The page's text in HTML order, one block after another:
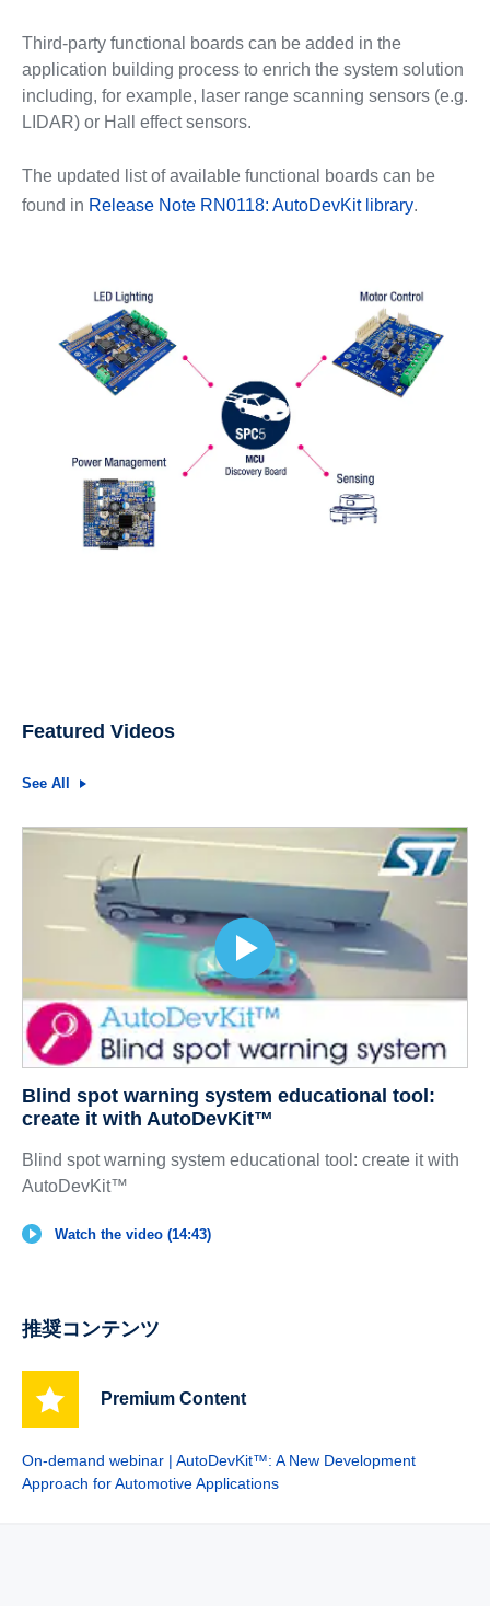
Third-party functional boards can be added in the
application building process to enrich the system solution
including, for example, laser range scanning sensors (e.g.
LIDAR) or Hall effect sensors.
The updated list of available functional boards can be
found in Release Note RN0118: AutoDevKit library.
Featured Videos
See All
Blind spot warning system educational tool:
create it with AutoDevKit™
Blind spot warning system educational tool: create it with
AutoDevKit™
Watch the video (14:43)
推奨コンテンツ
Premium Content
On-demand webinar | AutoDevKit™: A New Development
Approach for Automotive Applications